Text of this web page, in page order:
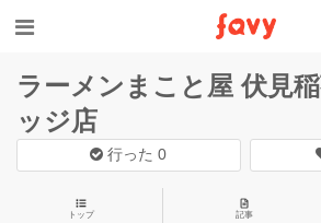
ラーメンまこと屋 伏見
ッジ店
行った0
トップ 記事